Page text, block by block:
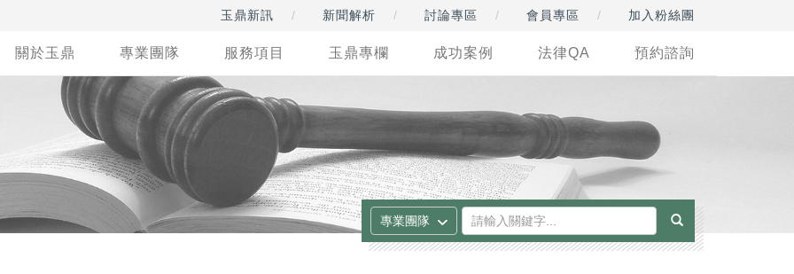
玉鼎新訊 新聞解析 討論專區 會員專區 加入粉絲團
關於玉鼎 專業團隊 服務項目 玉鼎專欄 成功案例 法律QA 預約諮詢